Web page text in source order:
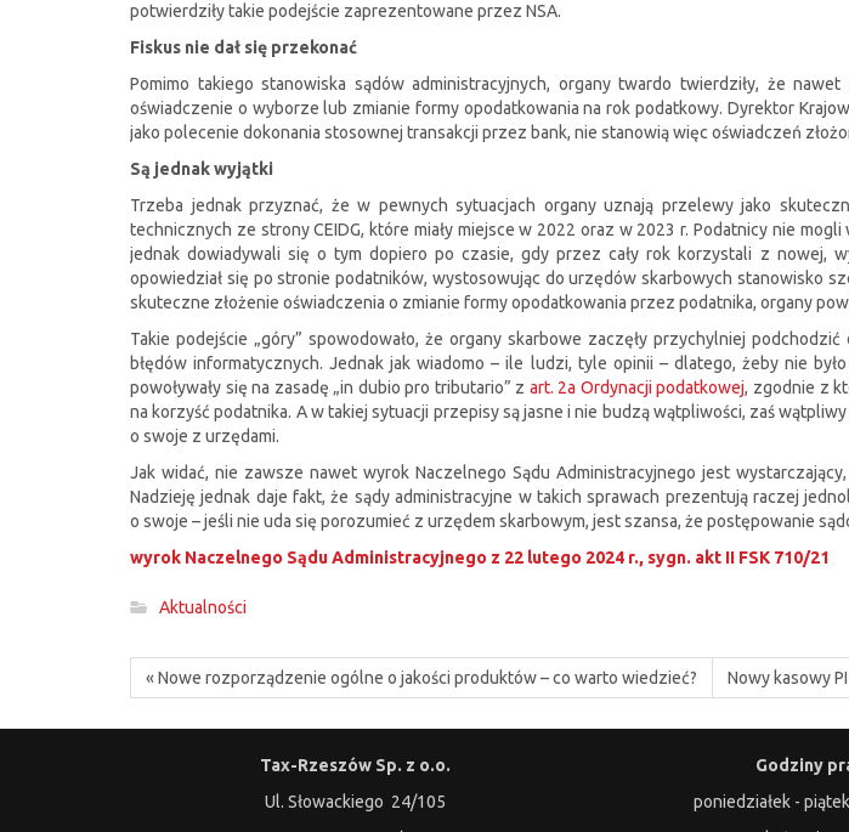
potwierdziły takie podejście zaprezentowane przez NSA.
Fiskus nie dał się przekonać
Pomimo takiego stanowiska sądów administracyjnych, organy twardo twierdziły, że
oświadczenie o wyborze lub zmianie formy opodatkowania na rok podatkowy. Dyrektor
jako polecenie dokonania stosownej transakcji przez bank, nie stanowią więc oświadczeń
Są jednak wyjątki
Trzeba jednak przyznać, że w pewnych sytuacjach organy uznają przelewy jako
technicznych ze strony CEIDG, które miały miejsce w 2022 oraz w 2023 r. Podatnicy nie
jednak dowiadywali się o tym dopiero po czasie, gdy przez cały rok korzystali z nowej,
opowiedział się po stronie podatników, wystosowując do urzędów skarbowych stanowisko
skuteczne złożenie oświadczenia o zmianie formy opodatkowania przez podatnika, organy
Takie podejście „góry” spowodowało, że organy skarbowe zaczęły przychylniej
błędów informatycznych. Jednak jak wiadomo – ile ludzi, tyle opinii – dlatego, żeby nie
powoływały się na zasadę „in dubio pro tributario” z art. 2a Ordynacji podatkowej, zgodnie z
na korzyść podatnika. A w takiej sytuacji przepisy są jasne i nie budzą wątpliwości, zaś
o swoje z urzędami.
Jak widać, nie zawsze nawet wyrok Naczelnego Sądu Administracyjnego jest
Nadzieję jednak daje fakt, że sądy administracyjne w takich sprawach prezentują raczej
o swoje – jeśli nie uda się porozumieć z urzędem skarbowym, jest szansa, że postępowanie
wyrok Naczelnego Sądu Administracyjnego z 22 lutego 2024 r., sygn. akt II FSK 710/21
Aktualności
« Nowe rozporządzenie ogólne o jakości produktów – co warto wiedzieć? Nowy kasowy
Tax-Rzeszów Sp. z o.o.
Ul. Słowackiego 24/105
Godziny
poniedziałek -